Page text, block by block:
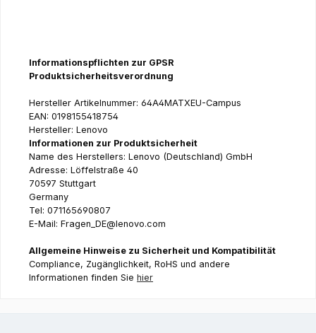
Informationspflichten zur GPSR
Produktsicherheitsverordnung
Hersteller Artikelnummer: 64A4MATXEU-Campus
EAN: 0198155418754
Hersteller: Lenovo
Informationen zur Produktsicherheit
Name des Herstellers: Lenovo (Deutschland) GmbH
Adresse: Löffelstraße 40
70597 Stuttgart
Germany
Tel: 071165690807
E-Mail: Fragen_DE@lenovo.com
Allgemeine Hinweise zu Sicherheit und Kompatibilität
Compliance, Zugänglichkeit, RoHS und andere
Informationen finden Sie hier